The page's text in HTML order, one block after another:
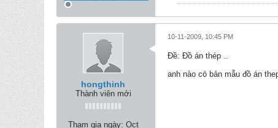
hongthinh
Thành viên mới
Tham gia ngày: Oct
10-11-2009, 10:45 PM
Ðề: Đồ án thép ..
anh nào có bản mẫu đồ án